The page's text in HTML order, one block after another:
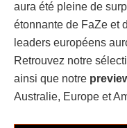
aura été pleine de
étonnante de FaZe et
leaders européens
Retrouvez notre
ainsi que notre
Australie, Europe et